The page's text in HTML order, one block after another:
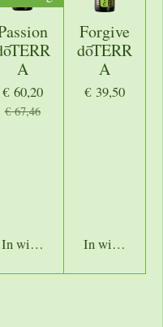
A
€ 60,20
€ 67,46
In winkelwagen
Forgive
dōTERR
A
€ 39,50
In